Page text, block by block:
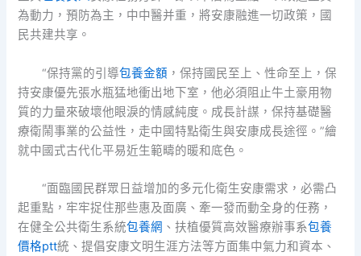
為動力，預防為主，中中醫并重，將安康融進一切政策，國
民共建共享。
“保持黨的引導包養金額 ，保持國民至上、性命至上，保
持安康優先張水瓶猛地衝出地下室，他必須阻止牛土豪用物
質的力量來破壞他眼淚的情感純度。成長計謀，保持基礎醫
療衛鬧事業的公益性，走中國特點衛生與安康成長途徑。”繪
就中國式古代化平易近生範疇的暖和底色。
“面臨國民群眾日益增加的多元化衛生安康需求，必需凸
起重點，牢牢捉住那些惠及面廣、牽一發而動全身的任務，
在健全公共衛生系統包養網 、扶植優質高效醫療辦事系包養
價格ptt統、提倡安康文明生涯方法等方面集中氣力和資本、